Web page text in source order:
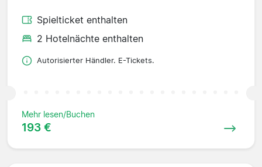
Spielticket enthalten
2 Hotelnächte enthalten
Autorisierter Händler. E-Tickets.
Mehr lesen/Buchen
193 €